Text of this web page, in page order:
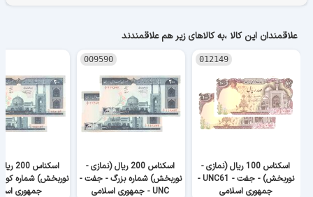
علاقمندان این کالا ،به کالاهای زیر هم علاقمندند
012149
اسکناس 100 ریال (نمازی -
نوربخش) - جفت - UNC61 -
جمهوری اسلامی
009590
اسکناس 200 ریال (نمازی -
نوربخش) شماره بزرگ - جفت -
UNC - جمهوری اسلامی
اسکناس
جمهوری